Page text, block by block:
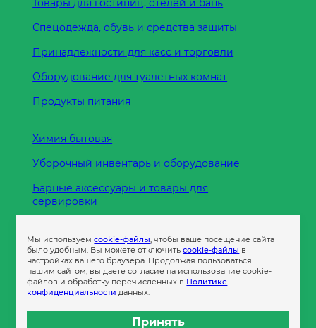
Товары для гостиниц, отелей и бань
Спецодежда, обувь и средства защиты
Принадлежности для касс и торговли
Оборудование для туалетных комнат
Продукты питания
Химия бытовая
Уборочный инвентарь и оборудование
Барные аксессуары и товары для
сервировки
Пленка
Пакеты и сумки
Контейнеры
Мы используемcookie-файлы, чтобы ваше посещение сайта
было удобным. Вы можете отключитьcookie-файлы в
настройках вашего браузера. Продолжая пользоваться
нашим сайтом, вы даете согласие на использование cookie-
файлов и обработку перечисленных в Политике
конфиденциальности данных.
Принять